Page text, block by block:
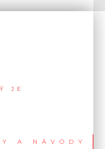
JE
A NÁVODY